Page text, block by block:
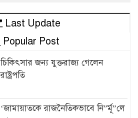
Last Update
Popular Post
চিকিৎসার জন্য যুক্তরাজ্য গেলেন
রাষ্ট্রপতি
‘জামায়াতকে রাজনৈতিকভাবে নি”র্মূ”লে